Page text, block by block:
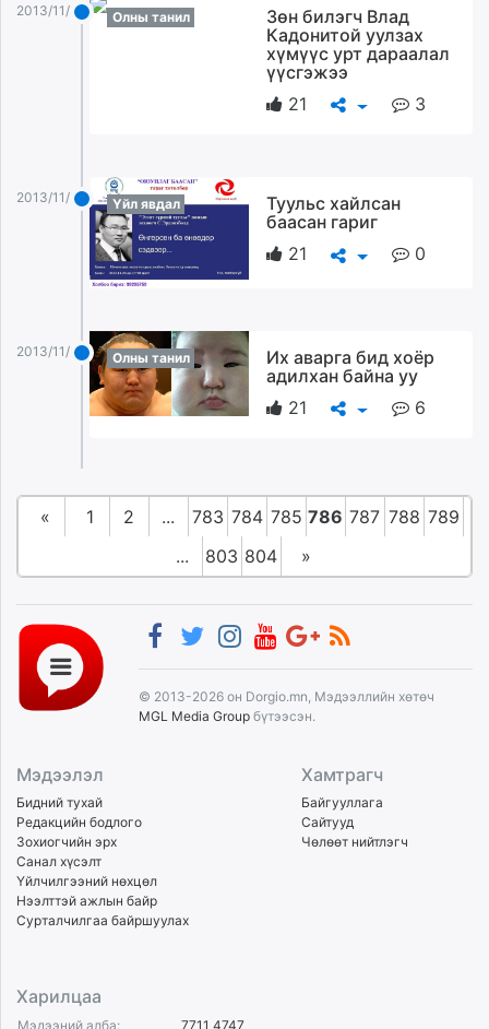
2013/11/27 Олны танил
Зөн билэгч Влад
Кадонитой уулзах
хүмүүс урт дараалал
үүсгэжээ
21
3
2013/11/27 Үйл явдал
Туульс хайлсан
баасан гариг
21
0
2013/11/27 Олны танил
Их аварга бид хоёр
адилхан байна уу
21
6
« 1 2 ... 783 784 785 786 787 788 789
...
803 804 »
© 2013-2026 он Dorgio.mn, Мэдээллийн хөтөч
MGL Media Group бүтээсэн.
Мэдээлэл
Бидний тухай
Редакцийн бодлого
Зохиогчийн эрх
Санал хүсэлт
Үйлчилгээний нөхцөл
Нээлттэй ажлын байр
Сурталчилгаа байршуулах
Хамтрагч
Байгууллага
Сайтууд
Чөлөөт нийтлэгч
Харилцаа
Мэдээний алба: 7711 4747